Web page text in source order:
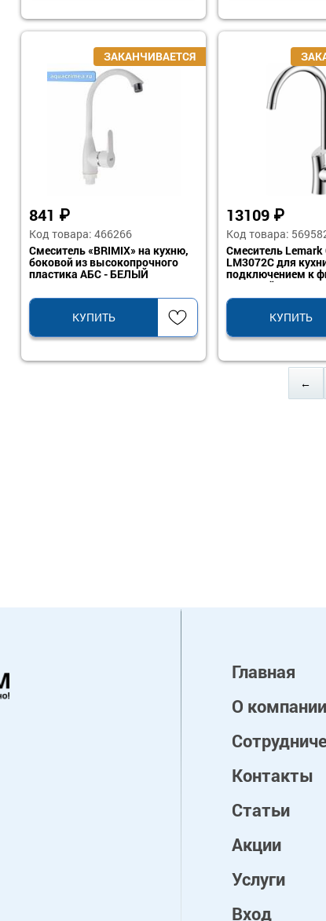
841 ₽
Код товара: 466266
Смеситель «BRIMIX» на кухню,
боковой из высокопрочного
пластика АБС - БЕЛЫЙ
КУПИТЬ
13109 ₽
Код товара:
Смеситель
LM3072C для
подключением к
питьевой воды,
КУПИТЬ
←
Главная
О компании
Контакты
Статьи
Акции
Услуги
Вход